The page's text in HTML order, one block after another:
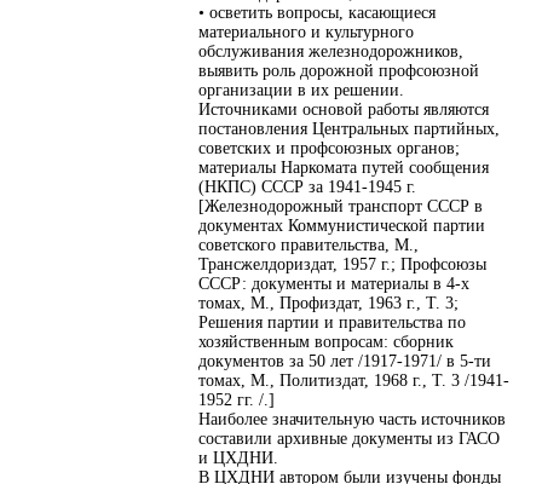
• осветить вопросы, касающиеся
материального и культурного
обслуживания железнодорожников,
выявить роль дорожной профсоюзной
организации в их решении.
Источниками основой работы являются
постановления Центральных партийных,
советских и профсоюзных органов;
материалы Наркомата путей сообщения
(НКПС) СССР за 1941-1945 г.
[Железнодорожный транспорт СССР в
документах Коммунистической партии
советского правительства, М.,
Трансжелдориздат, 1957 г.; Профсоюзы
СССР: документы и материалы в 4-х
томах, М., Профиздат, 1963 г., Т. 3;
Решения партии и правительства по
хозяйственным вопросам: сборник
документов за 50 лет /1917-1971/ в 5-ти
томах, М., Политиздат, 1968 г., Т. 3 /1941-
1952 гг. /.]
Наиболее значительную часть источников
составили архивные документы из ГАСО
и ЦХДНИ.
В ЦХДНИ автором были изучены фонды